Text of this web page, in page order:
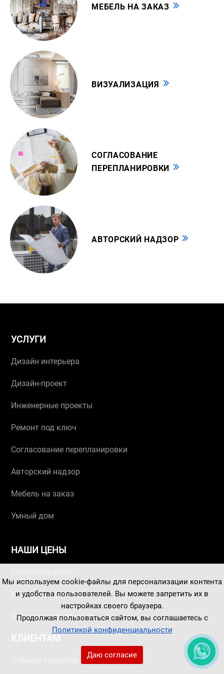
Скандинавский стиль — «ничего лишнего»:
деревянная мебель, натуральный текстиль,
При выборе материалов для реализации
конкретного проекта стилевое направление —
один из важнейших факторов. Также не стоит
забывать, что для реализации конкретной
задумки дизайнеры часто миксуют элементы
разных стилей, поэтому в одном интерьере
могут использоваться самые разные
материалы.
МЕБЕЛЬ НА ЗАКАЗ
ВИЗУАЛИЗАЦИЯ
СОГЛАСОВАНИЕ
ПЕРЕПЛАНИРОВКИ
АВТОРСКИЙ НАДЗОР
УСЛУГИ
Дизайн интерьера
Дизайн-проект
Инженерные проекты
Ремонт под ключ
Согласование перепланировки
Авторский надзор
Мебель на заказ
Умный дом
НАШИ ЦЕНЫ
Калькулятор дизайна
Калькулятор ремонта
КЛИЕНТАМ
Мы используем cookie-файлы для персонализации контента
и удобства пользователей. Вы можете запретить их в
настройках своего браузера.
Продолжая пользоваться сайтом, вы соглашаетесь с
Политикой конфиденциальности
Даю согласие